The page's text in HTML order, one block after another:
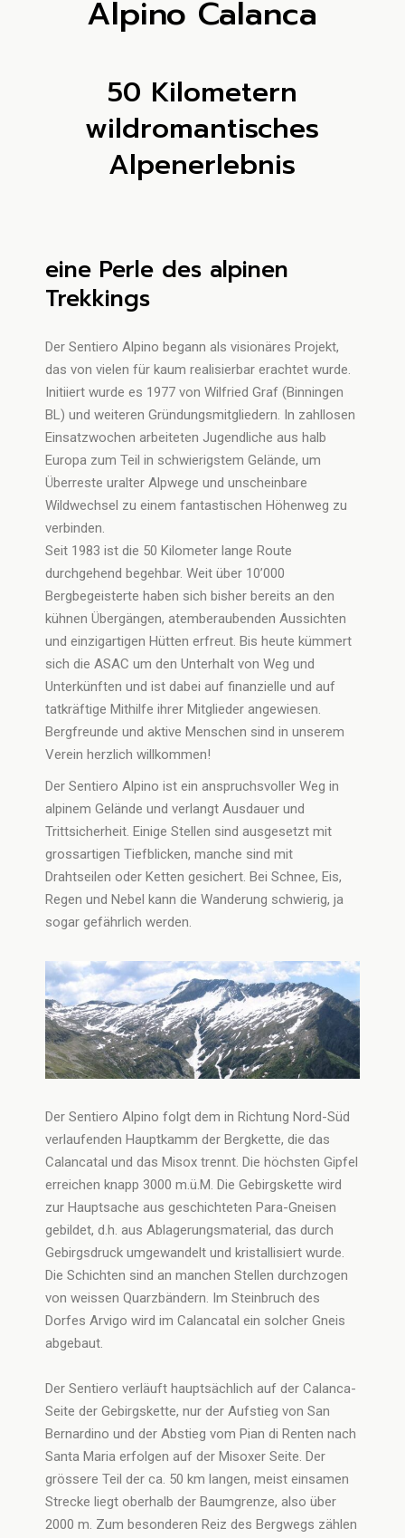
Alpino Calanca
50 Kilometern
wildromantisches
Alpenerlebnis
eine Perle des alpinen
Trekkings
Der Sentiero Alpino begann als visionäres Projekt,
das von vielen für kaum realisierbar erachtet wurde.
Initiiert wurde es 1977 von Wilfried Graf (Binningen
BL) und weiteren Gründungsmitgliedern. In zahllosen
Einsatzwochen arbeiteten Jugendliche aus halb
Europa zum Teil in schwierigstem Gelände, um
Überreste uralter Alpwege und unscheinbare
Wildwechsel zu einem fantastischen Höhenweg zu
verbinden.
Seit 1983 ist die 50 Kilometer lange Route
durchgehend begehbar. Weit über 10’000
Bergbegeisterte haben sich bisher bereits an den
kühnen Übergängen, atemberaubenden Aussichten
und einzigartigen Hütten erfreut. Bis heute kümmert
sich die ASAC um den Unterhalt von Weg und
Unterkünften und ist dabei auf finanzielle und auf
tatkräftige Mithilfe ihrer Mitglieder angewiesen.
Bergfreunde und aktive Menschen sind in unserem
Verein herzlich willkommen!
Der Sentiero Alpino ist ein anspruchsvoller Weg in
alpinem Gelände und verlangt Ausdauer und
Trittsicherheit. Einige Stellen sind ausgesetzt mit
grossartigen Tiefblicken, manche sind mit
Drahtseilen oder Ketten gesichert. Bei Schnee, Eis,
Regen und Nebel kann die Wanderung schwierig, ja
sogar gefährlich werden.
Der Sentiero Alpino folgt dem in Richtung Nord-Süd
verlaufenden Hauptkamm der Bergkette, die das
Calancatal und das Misox trennt. Die höchsten Gipfel
erreichen knapp 3000 m.ü.M. Die Gebirgskette wird
zur Hauptsache aus geschichteten Para-Gneisen
gebildet, d.h. aus Ablagerungsmaterial, das durch
Gebirgsdruck umgewandelt und kristallisiert wurde.
Die Schichten sind an manchen Stellen durchzogen
von weissen Quarzbändern. Im Steinbruch des
Dorfes Arvigo wird im Calancatal ein solcher Gneis
abgebaut.
Der Sentiero verläuft hauptsächlich auf der Calanca-
Seite der Gebirgskette, nur der Aufstieg von San
Bernardino und der Abstieg vom Pian di Renten nach
Santa Maria erfolgen auf der Misoxer Seite. Der
grössere Teil der ca. 50 km langen, meist einsamen
Strecke liegt oberhalb der Baumgrenze, also über
2000 m. Zum besonderen Reiz des Bergwegs zählen